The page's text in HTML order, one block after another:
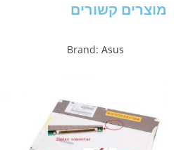
מוצרים קשורים
Brand: Asus